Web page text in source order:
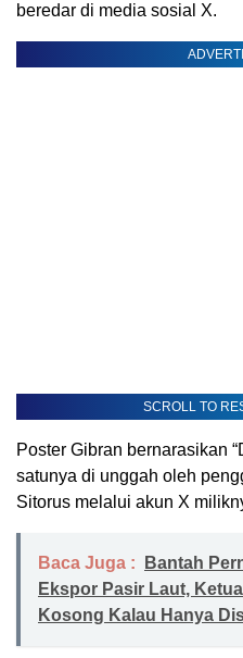
beredar di media sosial X.
SCROLL TO
Poster Gibran bernarasikan
satunya di unggah oleh
Sitorus melalui akun X
Baca Juga :
Bantah
Ekspor Pasir Laut,
Kosong Kalau Hanya